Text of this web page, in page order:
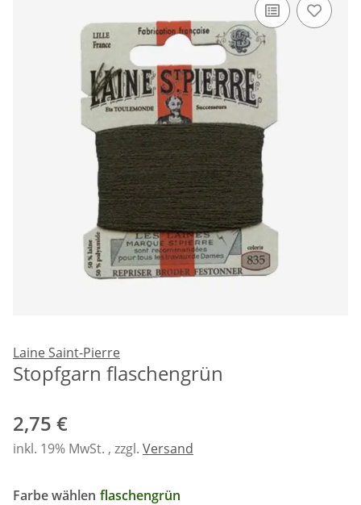
Laine Saint-Pierre
Stopfgarn flaschengrün
2,75 €
inkl. 19% MwSt. , zzgl. Versand
Farbe wählen flaschengrün